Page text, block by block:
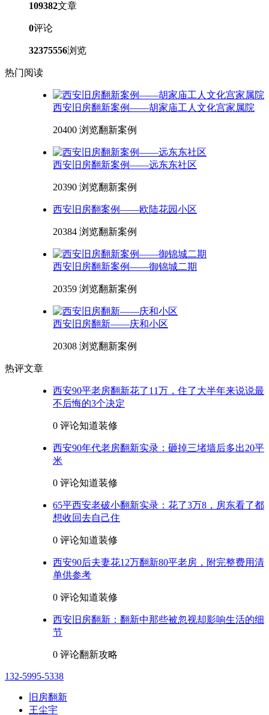
109382文章
0评论
32375556浏览
热门阅读
西安旧房翻新案例——胡家庙工人文化宫家属院
20400 浏览翻新案例
西安旧房翻新案例——远东东社区
20390 浏览翻新案例
西安旧房翻案例——欧陆花园小区
20384 浏览翻新案例
西安旧房翻新案例——御锦城二期
20359 浏览翻新案例
西安旧房翻新——庆和小区
20308 浏览翻新案例
热评文章
西安90平老房翻新花了11万，住了大半年来说说最
不后悔的3个决定
0 评论知道装修
西安90年代老房翻新实录：砸掉三堵墙后多出20平
米
0 评论知道装修
65平西安老破小翻新实录：花了3万8，房东看了都
想收回去自己住
0 评论知道装修
西安90后夫妻花12万翻新80平老房，附完整费用清
单供参考
0 评论知道装修
西安旧房翻新：翻新中那些被忽视却影响生活的细
节
0 评论翻新攻略
132-5995-5338
旧房翻新
王尘宇